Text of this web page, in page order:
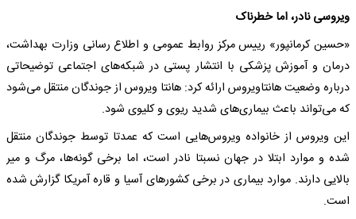
ویروسی نادر، اما خطرناک
«حسین کرمانپور» رییس مرکز روابط عمومی و اطلاع رسانی وزارت بهداشت،
درمان و آموزش پزشکی با انتشار پستی در شبکه‌های اجتماعی توضیحاتی
درباره وضعیت هانتاویروس ارائه کرد: هانتا ویروس از جوندگان منتقل می‌شود
که می‌تواند باعث بیماری‌های شدید ریوی و کلیوی شود.
این ویروس از خانواده ویروس‌هایی است که عمدتا توسط جوندگان منتقل
شده و موارد ابتلا در جهان نسبتا نادر است، اما برخی گونه‌ها، مرگ و میر
بالایی دارند. موارد بیماری در برخی کشورهای آسیا و قاره آمریکا گزارش شده
است.